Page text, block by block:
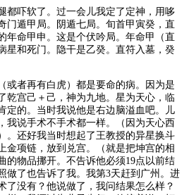
都吓软了。过一会儿我定了定神，用哆
门遁甲局。阴遁七局。旬首甲寅癸，直
年命甲申。这是个伏吟局。年命甲（直
星和死门。隐干是乙癸。直符入墓，癸
或者再有白虎）都是要命的病。因为是
乾宫己＋己，神为九地。星为天心，临
定的。当时我说他是右边脑溢血吧。儿
我说手术不手术都一样。（因为天心西
。还好我当时想起了王教授的异星换斗
金项链，放到兑宫。（就是把坤宫的相
的物品挪开。不告诉他必须19点以前结
做了也告诉了我。我第3天赶到广州。进
了没有？他说做了，我问结果怎么样？